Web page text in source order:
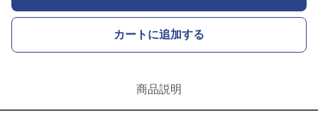
カートに追加する
商品説明